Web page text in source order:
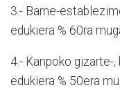
3.- Barne-
edukiera % 60ra
4.- Kanpoko gizarte-
edukiera % 50era